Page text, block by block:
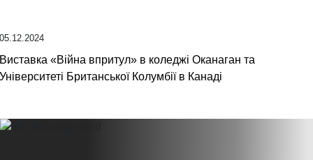
05.12.2024
Виставка «Війна впритул» в коледжі Оканаган та
Університеті Британської Колумбії в Канаді